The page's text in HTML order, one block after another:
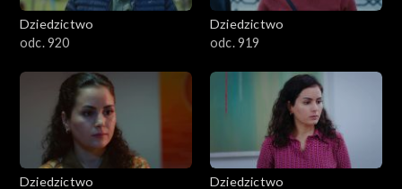
Dziedzictwo
odc. 920
Dziedzictwo
odc. 919
Dziedzictwo
Dziedzictwo